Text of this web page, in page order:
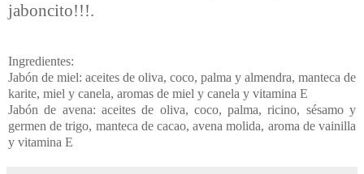
jaboncito!!!.
Ingredientes:
Jabón de miel: aceites de oliva, coco, palma y almendra, manteca de
karite, miel y canela, aromas de miel y canela y vitamina E
Jabón de avena: aceites de oliva, coco, palma, ricino, sésamo y
germen de trigo, manteca de cacao, avena molida, aroma de vainilla
y vitamina E